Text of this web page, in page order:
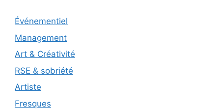
Événementiel
Management
Art & Créativité
RSE & sobriété
Artiste
Fresques